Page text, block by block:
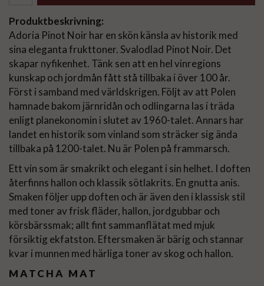
Produktbeskrivning:
Adoria Pinot Noir har en skön känsla av historik med
sina eleganta frukttoner. Svalodlad Pinot Noir. Det
skapar nyfikenhet. Tänk sen att en hel vinregions
kunskap och jordmån fått stå tillbaka i över 100 år.
Först i samband med världskrigen. Följt av att Polen
hamnade bakom järnridån och odlingarna las i träda
enligt planekonomin i slutet av 1960-talet. Annars har
landet en historik som vinland som sträcker sig ända
tillbaka på 1200-talet. Nu är Polen på frammarsch.
Ett vin som är smakrikt och elegant i sin helhet. I doften
återfinns hallon och klassik sötlakrits. En gnutta anis.
Smaken följer upp doften och är även den i klassisk stil
med toner av frisk fläder, hallon, jordgubbar och
körsbärssmak; allt fint sammanflätat med mjuk
försiktig ekfatston. Eftersmaken är bärig och stannar
kvar i munnen med härliga toner av skog och hallon.
MATCHA MAT